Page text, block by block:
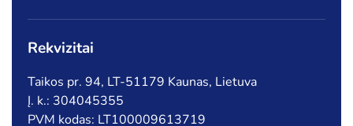
Rekvizitai
Taikos pr. 94, LT-51179 Kaunas, Lietuva
Į. k.: 304045355
PVM kodas: LT100009613719